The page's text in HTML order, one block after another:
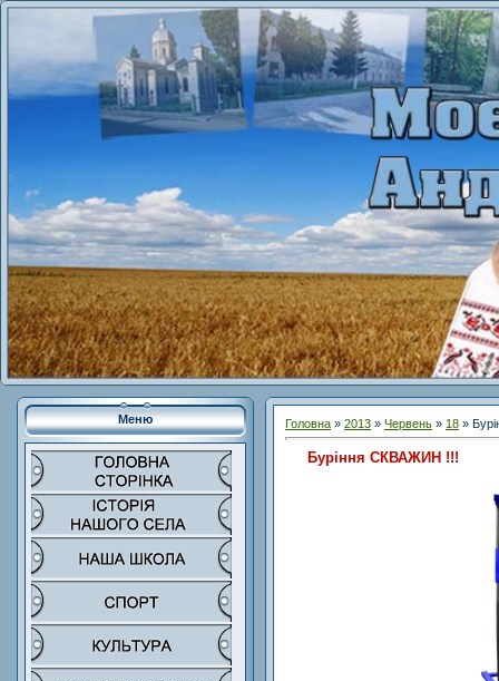
Меню Головна » 2013 » Червень » 18 »
Буріння СКВАЖИН !!!